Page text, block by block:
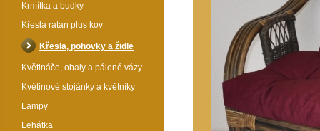
Krmítka a budky
Křesla ratan plus kov
Křesla, pohovky a židle
Květináče, obaly a pálené vázy
Květinové stojánky a květníky
Lampy
Lehátka